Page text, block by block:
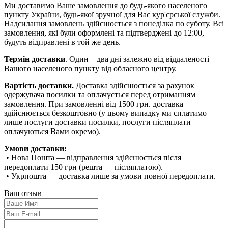
Ми доставимо Ваше замовлення до будь-якого населеного
пункту України, будь-якої зручної для Вас кур'єрської служби.
Надсилання замовлень здійснюється з понеділка по суботу. Всі
замовлення, які були оформлені та підтверджені до 12:00,
будуть відправлені в той же день.
Термін доставки. Один – два дні залежно від віддаленості
Вашого населеного пункту від обласного центру.
Вартість доставки. Доставка здійснюється за рахунок
одержувача посилки та оплачується перед отриманням
замовлення. При замовленні від 1500 грн. доставка
здійснюється безкоштовно (у цьому випадку ми сплатимо
лише послуги доставки посилки, послуги післяплати
оплачуються Вами окремо).
Умови доставки:
• Нова Пошта — відправлення здійснюється після
передоплати 150 грн (решта — післяплатою).
• Укрпошта — доставка лише за умови повної передоплати.
Ваш отзыв